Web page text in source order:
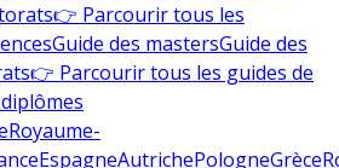
👉 Parcourir tous les
Guide des mastersGuide des
👉 Parcourir tous les guides de
Royaume-
EspagneAutrichePologneGrèce